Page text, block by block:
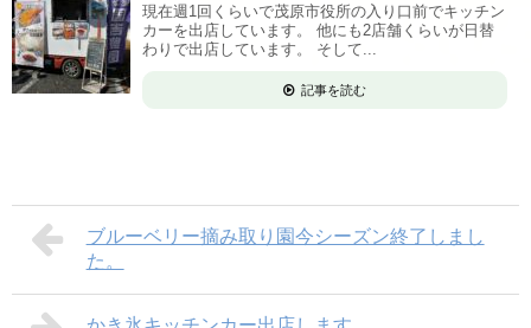
現在週1回くらいで茂原市役所の入り口前でキッチン
カーを出店しています。 他にも2店舗くらいが日替
わりで出店しています。 そして...
記事を読む
ブルーベリー摘み取り園今シーズン終了しまし
た。